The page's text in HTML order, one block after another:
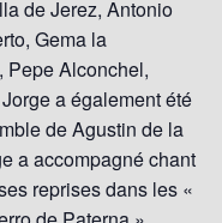
de Jerez, Antonio
Gema la
Pepe Alconchel,
a également été
de Agustin de la
a accompagné chant
reprises dans les «